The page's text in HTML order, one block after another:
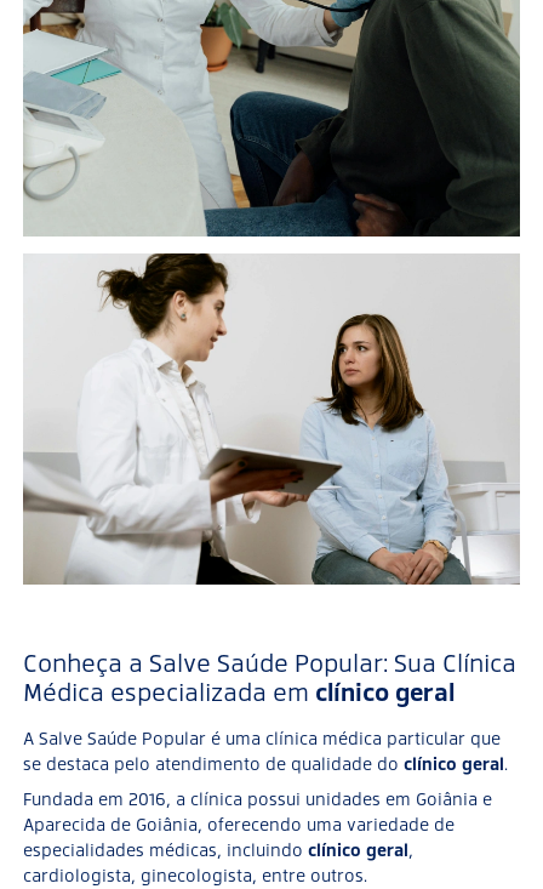
Conheça a Salve Saúde Popular: Sua Clínica
Médica especializada em clínico geral
A Salve Saúde Popular é uma clínica médica particular que
se destaca pelo atendimento de qualidade doclínico geral.
Fundada em 2016, a clínica possui unidades em Goiânia e
Aparecida de Goiânia, oferecendo uma variedade de
especialidades médicas, incluindoclínico geral,
cardiologista, ginecologista, entre outros.